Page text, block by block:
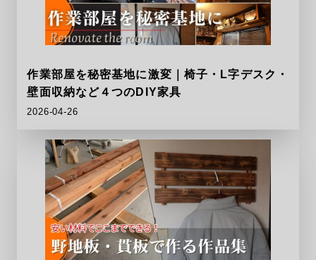
作業部屋を秘密基地に激変｜椅子・L字デスク・
壁面収納など４つのDIY家具
2026-04-26